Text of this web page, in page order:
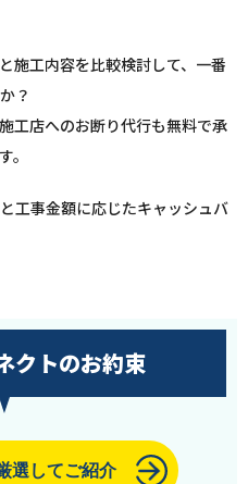
施工内容を比較検討して、一番
？
工店へのお断り代行も無料で承
。
工事金額に応じたキャッシュバ
クトのお約束
選してご紹介